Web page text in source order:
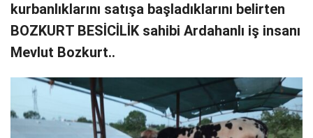
kurbanlıklarını satışa başladıklarını belirten
BOZKURT BESİCİLİK sahibi Ardahanlı iş insanı
Mevlut Bozkurt..